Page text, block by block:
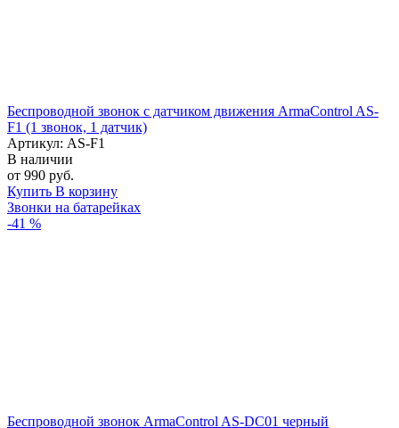
Беспроводной звонок с датчиком движения ArmaControl AS-
F1 (1 звонок, 1 датчик)
Артикул: AS-F1
В наличии
от 990 руб.
Купить В корзину
Звонки на батарейках
-41 %
Беспроводной звонок ArmaControl AS-DC01 черный